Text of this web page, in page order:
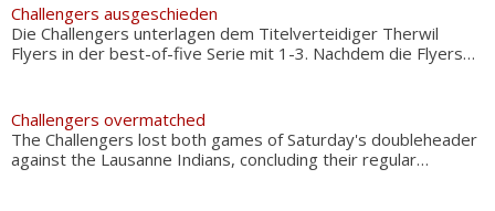
Challengers ausgeschieden
Die Challengers unterlagen dem Titelverteidiger Therwil
Flyers in der best-of-five Serie mit 1-3. Nachdem die Flyers…
Challengers overmatched
The Challengers lost both games of Saturday's doubleheader
against the Lausanne Indians, concluding their regular…